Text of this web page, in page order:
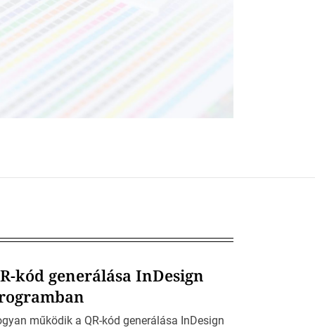
kód generálása InDesign
működik a QR-kód generálása InDesign